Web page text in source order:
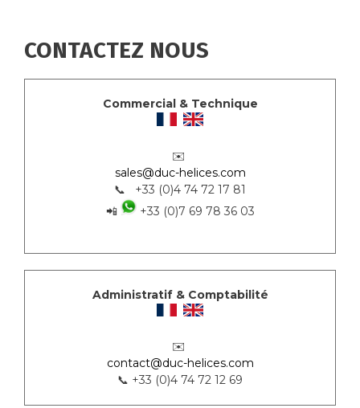
CONTACTEZ NOUS
Commercial & Technique
✉️
sales@duc-helices.com
📞 +33 (0)4 74 72 17 81
📲
+33 (0)7 69 78 36 03
Administratif & Comptabilité
✉️
contact@duc-helices.com
📞 +33 (0)4 74 72 12 69